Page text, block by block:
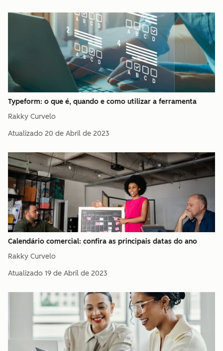
Typeform: o que é, quando e como utilizar a ferramenta
Rakky Curvelo
Atualizado 20 de Abril de 2023
Calendário comercial: confira as principais datas do ano
Rakky Curvelo
Atualizado 19 de Abril de 2023